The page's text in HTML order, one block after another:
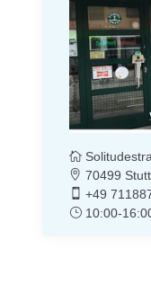
70499
+49
10:00-